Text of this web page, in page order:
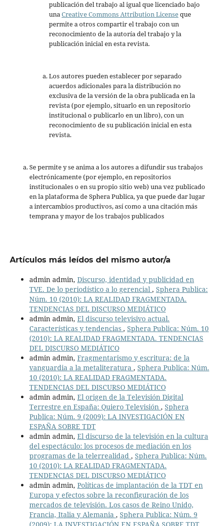
publicación del trabajo al igual que licenciado bajo
unaCreative Commons Attribution Licenseque
permite a otros compartir el trabajo con un
reconocimiento de la autoría del trabajo y la
publicación inicial en esta revista.
Los autores pueden establecer por separado
acuerdos adicionales para la distribución no
exclusiva de la versión de la obra publicada en la
revista (por ejemplo, situarlo en un repositorio
institucional o publicarlo en un libro), con un
reconocimiento de su publicación inicial en esta
revista.
Se permite y se anima a los autores a difundir sus trabajos
electrónicamente (por ejemplo, en repositorios
institucionales o en su propio sitio web) una vez publicado
en la plataforma de Sphera Publica, ya que puede dar lugar
a intercambios productivos, así como a una citación más
temprana y mayor de los trabajos publicados
Artículos más leídos del mismo autor/a
admin admin, Discurso, identidad y publicidad en
TVE. De lo periodístico a lo gerencial , Sphera Publica:
Núm. 10 (2010): LA REALIDAD FRAGMENTADA.
TENDENCIAS DEL DISCURSO MEDIÁTICO
admin admin, El discurso televisivo actual.
Características y tendencias , Sphera Publica: Núm. 10
(2010): LA REALIDAD FRAGMENTADA. TENDENCIAS
DEL DISCURSO MEDIÁTICO
admin admin, Fragmentarismo y escritura: de la
vanguardia a la metaliteratura , Sphera Publica: Núm.
10 (2010): LA REALIDAD FRAGMENTADA.
TENDENCIAS DEL DISCURSO MEDIÁTICO
admin admin, El origen de la Televisión Digital
Terrestre en España: Quiero Televisión , Sphera
Publica: Núm. 9 (2009): LA INVESTIGACIÓN EN
ESPAÑA SOBRE TDT
admin admin, El discurso de la televisión en la cultura
del espectáculo: los procesos de mediación en los
programas de la telerrealidad , Sphera Publica: Núm.
10 (2010): LA REALIDAD FRAGMENTADA.
TENDENCIAS DEL DISCURSO MEDIÁTICO
admin admin, Políticas de implantación de la TDT en
Europa y efectos sobre la reconfiguración de los
mercados de televisión. Los casos de Reino Unido,
Francia, Italia y Alemania , Sphera Publica: Núm. 9